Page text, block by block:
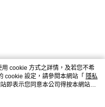
cookie 方式之詳情，及若您不希
cookie 設定，請參閱本網站「 隱私
即表示您同意本公司得按本網站使